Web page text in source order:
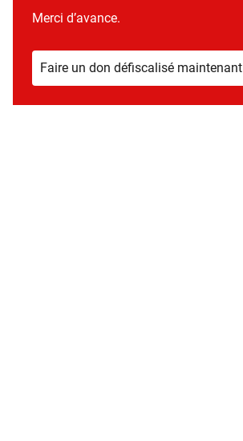
Merci d’avance.
Faire un don défiscalisé maintenant